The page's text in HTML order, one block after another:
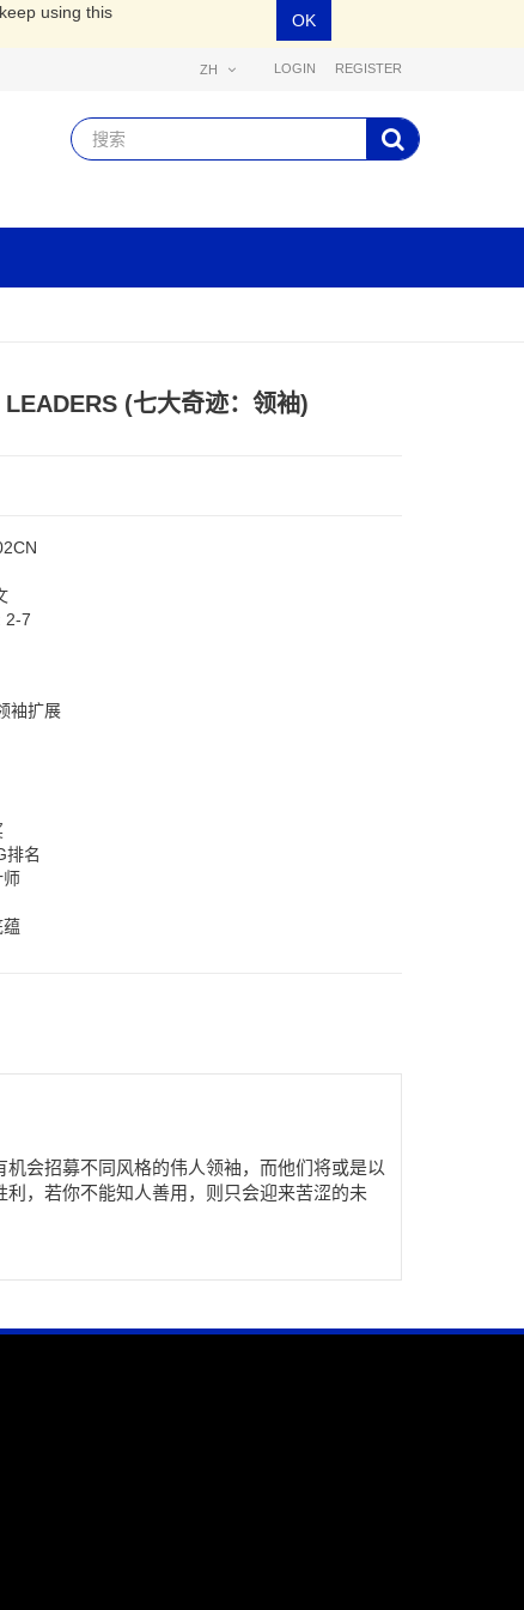
using this
OK
ZH LOGIN REGISTER
(七大奇迹：领袖)
2-7
袖扩展
排名
会招募不同风格的伟人领袖，而他们将或是以
，若你不能知人善用，则只会迎来苦涩的未